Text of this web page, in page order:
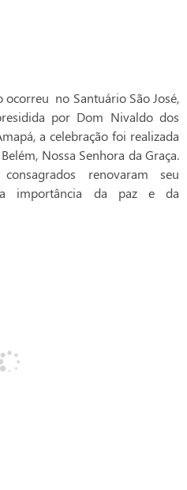
ocorreu no Santuário São José,
por Dom Nivaldo dos
a celebração foi realizada
Nossa Senhora da Graça.
renovaram seu
a importância da paz e da